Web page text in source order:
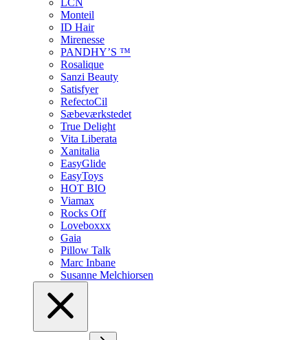
LCN
Monteil
ID Hair
Mirenesse
PANDHY’S ™
Rosalique
Sanzi Beauty
Satisfyer
RefectoCil
Sæbeværkstedet
True Delight
Vita Liberata
Xanitalia
EasyGlide
EasyToys
HOT BIO
Viamax
Rocks Off
Loveboxxx
Gaia
Pillow Talk
Marc Inbane
Susanne Melchiorsen